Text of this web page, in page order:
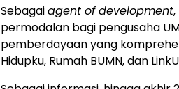
Sebagaiagent of development
permodalan bagi pengusaha
pemberdayaan yang
Hidupku, Rumah BUMN, dan